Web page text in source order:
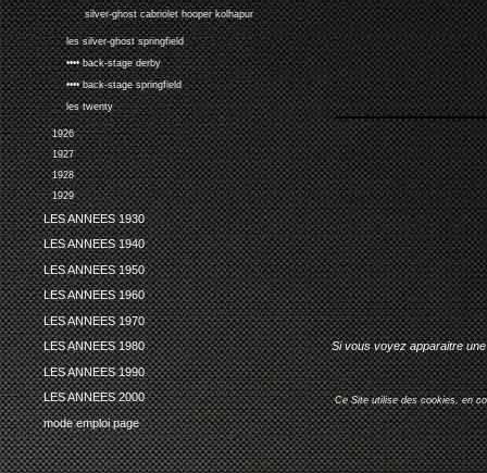
silver-ghost cabriolet hooper kolhapur
les silver-ghost springfield
•••• back-stage derby
•••• back-stage springfield
les twenty
1926
1927
1928
1929
LES ANNEES 1930
LES ANNEES 1940
LES ANNEES 1950
LES ANNEES 1960
LES ANNEES 1970
LES ANNEES 1980
LES ANNEES 1990
LES ANNEES 2000
mode emploi page
Si vous voyez apparaitre
Ce Site utilise des cookies, en